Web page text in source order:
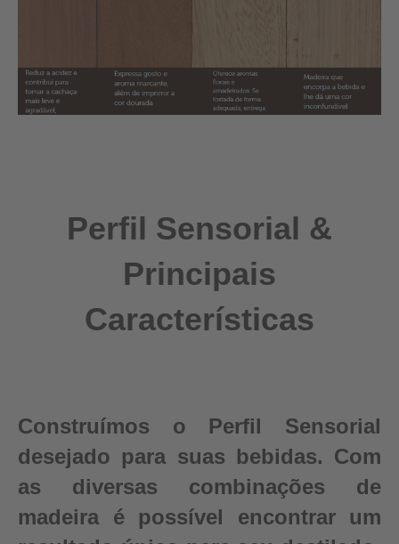
Perfil Sensorial &
Principais
Características
Construímos o Perfil Sensorial
desejado para suas bebidas. Com
as diversas combinações de
madeira é possível encontrar um